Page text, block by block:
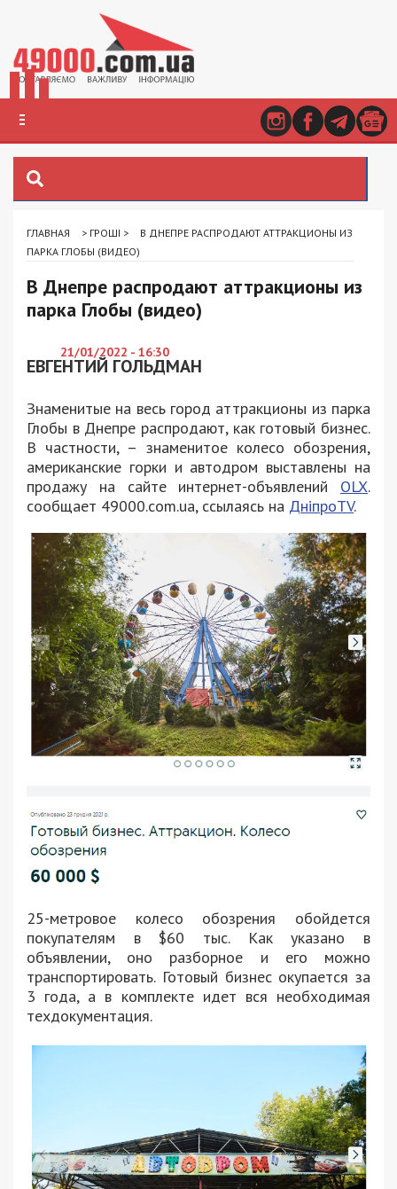
ГЛАВНАЯ > ГРОШІ >
В ДНЕПРЕ РАСПРОДАЮТ АТТРАКЦИОНЫ ИЗ
ПАРКА ГЛОБЫ (ВИДЕО)
В Днепре распродают аттракционы из
парка Глобы (видео)
21/01/2022 - 16:30
ЕВГЕНТИЙ ГОЛЬДМАН
Знаменитые на весь город аттракционы из парка
Глобы в Днепре распродают, как готовый бизнес.
В частности, – знаменитое колесо обозрения,
американские горки и автодром выставлены на
продажу на сайте интернет-объявлений OLX.
сообщает 49000.com.ua, ссылаясь на ДніпроTV.
25-метровое колесо обозрения обойдется
покупателям в $60 тыс. Как указано в
объявлении, оно разборное и его можно
транспортировать. Готовый бизнес окупается за
3 года, а в комплекте идет вся необходимая
техдокументация.